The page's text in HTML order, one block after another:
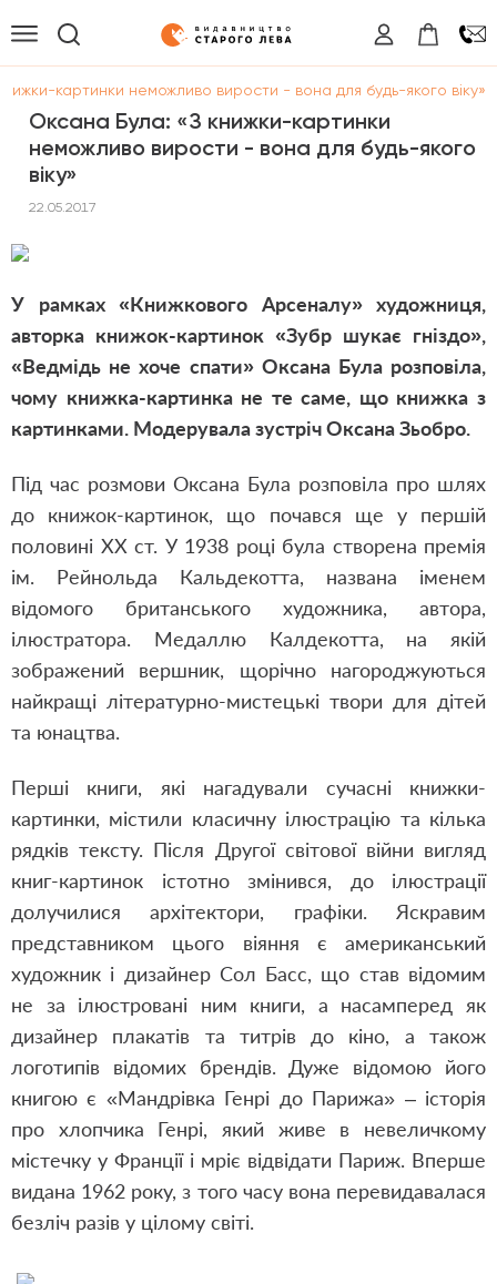
картинки неможливо вирости - вона для будь-якого віку»
Оксана Була: «З книжки-картинки
неможливо вирости - вона для будь-якого
віку»
22.05.2017
У рамках «Книжкового Арсеналу» художниця,
авторка книжок-картинок «Зубр шукає гніздо»,
«Ведмідь не хоче спати» Оксана Була розповіла,
чому книжка-картинка не те саме, що книжка з
картинками. Модерувала зустріч Оксана Зьобро.
Під час розмови Оксана Була розповіла про шлях
до книжок-картинок, що почався ще у першій
половині ХХ ст. У 1938 році була створена премія
ім. Рейнольда Кальдекотта, названа іменем
відомого британського художника, автора,
ілюстратора. Медаллю Калдекотта, на якій
зображений вершник, щорічно нагороджуються
найкращі літературно-мистецькі твори для дітей
та юнацтва.
Перші книги, які нагадували сучасні книжки-
картинки, містили класичну ілюстрацію та кілька
рядків тексту. Після Другої світової війни вигляд
книг-картинок істотно змінився, до ілюстрації
долучилися архітектори, графіки. Яскравим
представником цього віяння є американський
художник і дизайнер Сол Басс, що став відомим
не за ілюстровані ним книги, а насамперед як
дизайнер плакатів та титрів до кіно, а також
логотипів відомих брендів. Дуже відомою його
книгою є «Мандрівка Генрі до Парижа» – історія
про хлопчика Генрі, який живе в невеличкому
містечку у Франції і мріє відвідати Париж. Вперше
видана 1962 року, з того часу вона перевидавалася
безліч разів у цілому світі.